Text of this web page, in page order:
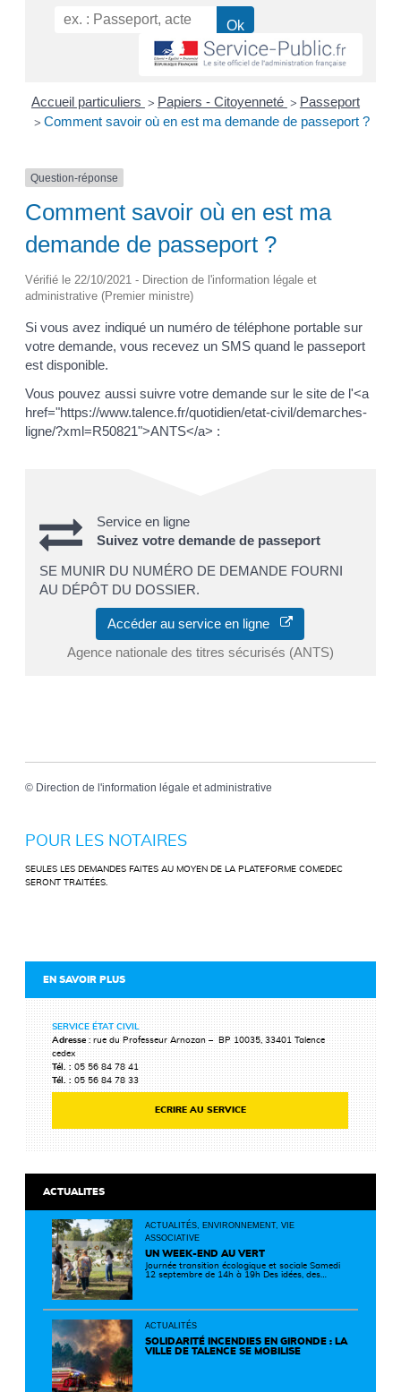
Accueil particuliers > Papiers - Citoyenneté > Passeport
> Comment savoir où en est ma demande de passeport ?
Question-réponse
Comment savoir où en est ma
demande de passeport ?
Vérifié le 22/10/2021 - Direction de l'information légale et
administrative (Premier ministre)
Si vous avez indiqué un numéro de téléphone portable sur
votre demande, vous recevez un SMS quand le passeport
est disponible.
Vous pouvez aussi suivre votre demande sur le site de l'<a
href="https://www.talence.fr/quotidien/etat-civil/demarches-
ligne/?xml=R50821">ANTS</a> :
Service en ligne
Suivez votre demande de passeport
SE MUNIR DU NUMÉRO DE DEMANDE FOURNI
AU DÉPÔT DU DOSSIER.
Accéder au service en ligne
Agence nationale des titres sécurisés (ANTS)
© Direction de l'information légale et administrative
POUR LES NOTAIRES
SEULES LES DEMANDES FAITES AU MOYEN DE LA PLATEFORME COMEDEC
SERONT TRAITÉES.
EN SAVOIR PLUS
SERVICE ÉTAT CIVIL
Adresse : rue du Professeur Arnozan – BP 10035, 33401 Talence
cedex
Tél. :05 56 84 78 41
Tél. :05 56 84 78 33
ECRIRE AU SERVICE
ACTUALITES
ACTUALITÉS, ENVIRONNEMENT, VIE
ASSOCIATIVE
UN WEEK-END AU VERT
Journée transition écologique et sociale Samedi
12 septembre de 14h à 19h Des idées, des
un territoire plus durable et solidaire.
ACTUALITÉS
SOLIDARITÉ INCENDIES EN GIRONDE : LA
VILLE DE TALENCE SE MOBILISE